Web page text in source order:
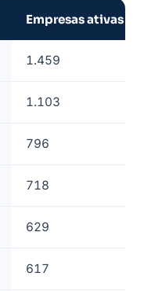
Empresas ativas
1.459
1.103
796
718
629
617